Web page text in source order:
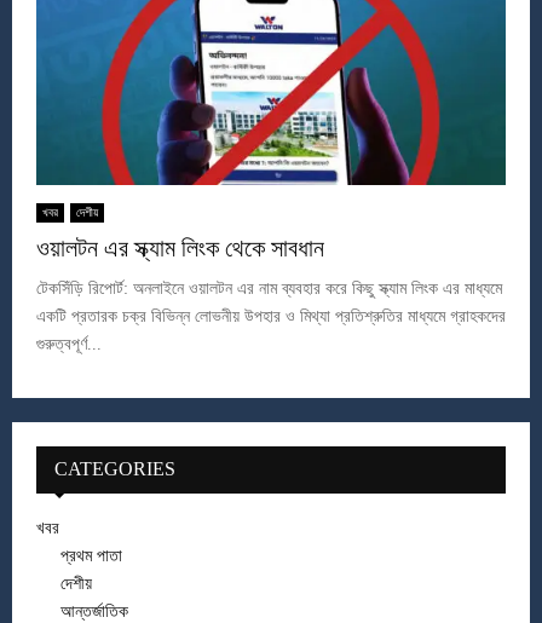
খবর দেশীয়
ওয়ালটন এর স্ক্যাম লিংক থেকে সাবধান
টেকসিঁড়ি রিপোর্ট: অনলাইনে ওয়ালটন এর নাম ব্যবহার করে কিছু স্ক্যাম লিংক এর মাধ্যমে
একটি প্রতারক চক্র বিভিন্ন লোভনীয় উপহার ও মিথ্যা প্রতিশ্রুতির মাধ্যমে গ্রাহকদের
গুরুত্বপূর্ণ...
CATEGORIES
খবর
প্রথম পাতা
দেশীয়
আন্তর্জাতিক